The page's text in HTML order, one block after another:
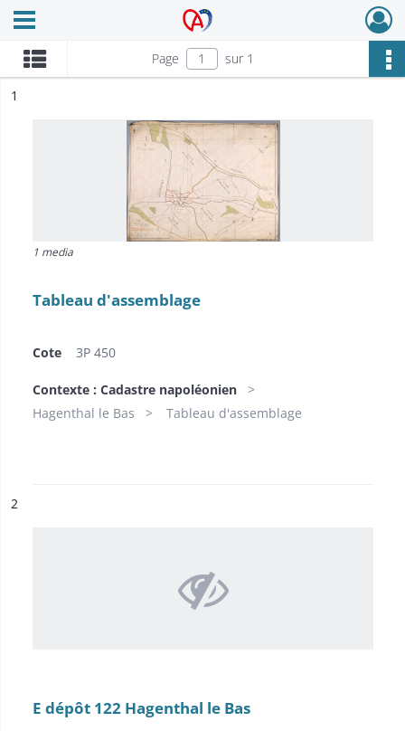
Archives Alsace - Colmar
Ouvrir le menu déroulant
Page sur 1
n°
1
1 media
Tableau d'assemblage
Cote 3P 450
Contexte : Cadastre napoléonien
Hagenthal le Bas
Tableau d'assemblage
n°
2
E dépôt 122 Hagenthal le Bas